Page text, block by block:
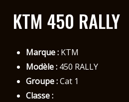
KTM 450 RALLY
Marque :KTM
Modèle :450 RALLY
Groupe :Cat 1
Classe :